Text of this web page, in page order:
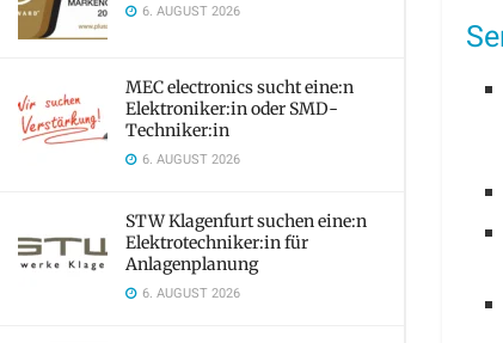
6. AUGUST 2026
MEC electronics sucht eine:n
Elektroniker:in oder SMD-
Techniker:in
6. AUGUST 2026
STW Klagenfurt suchen eine:n
Elektrotechniker:in für
Anlagenplanung
6. AUGUST 2026